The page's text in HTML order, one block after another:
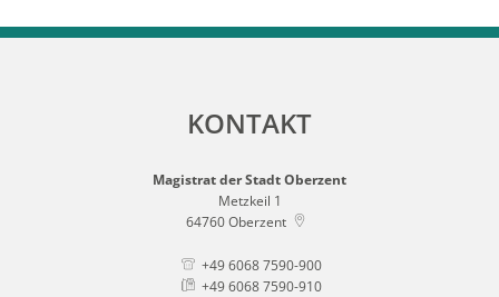
KONTAKT
Magistrat der Stadt Oberzent
Metzkeil 1
64760Oberzent
+49 6068 7590-900
+49 6068 7590-910